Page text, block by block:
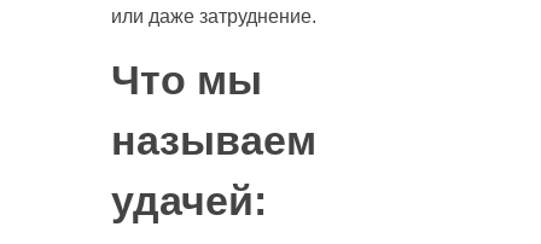
или даже затруднение.
Что мы
называем
удачей: